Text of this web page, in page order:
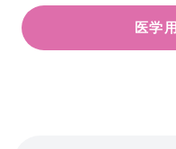
医学